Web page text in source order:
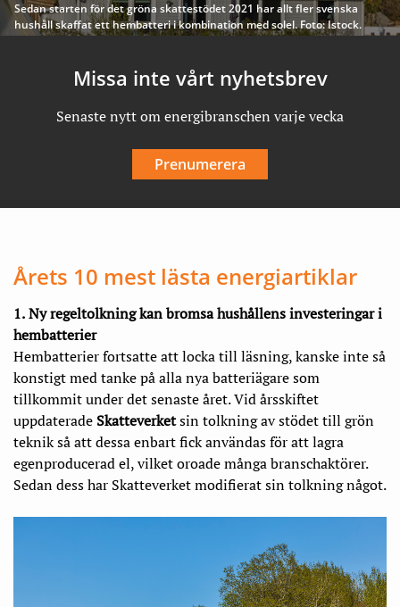
Sedan starten för det gröna skattestödet 2021 har allt fler svenska
hushåll skaffat ett hembatteri i kombination med solel. Foto: Istock.
Missa inte vårt nyhetsbrev
Senaste nytt om energibranschen varje vecka
Prenumerera
Årets 10 mest lästa energiartiklar
1.Ny regeltolkning kan bromsa hushållens investeringar i
hembatterier
Hembatterier fortsatte att locka till läsning, kanske inte så
konstigt med tanke på alla nya batteriägare som
tillkommit under det senaste året. Vid årsskiftet
uppdaterade Skatteverketsin tolkning av stödet till grön
teknik så att dessa enbart fick användas för att lagra
egenproducerad el, vilket oroade många branschaktörer.
Sedan dess har Skatteverket modifierat sin tolkning något.